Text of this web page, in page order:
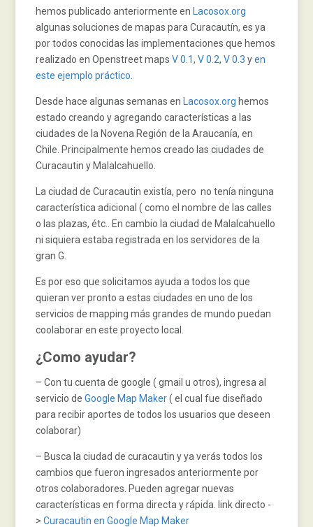
hemos publicado anteriormente en
Lacosox.org
algunas soluciones de mapas para Curacautín, es ya
por todos conocidas las implementaciones que hemos
realizado en Openstreet mapsV 0.1,V 0.2,V 0.3 yen
este ejemplo práctico.
Desde hace algunas semanas en Lacosox.org hemos
estado creando y agregando características a las
ciudades de la Novena Región de la Araucanía, en
Chile. Principalmente hemos creado las ciudades de
Curacautin y Malalcahuello.
La ciudad de Curacautin existía, pero no tenía ninguna
característica adicional ( como el nombre de las calles
o las plazas, étc.. En cambio la ciudad de Malalcahuello
ni siquiera estaba registrada en los servidores de la
gran G.
Es por eso que solicitamos ayuda a todos los que
quieran ver pronto a estas ciudades en uno de los
servicios de mapping más grandes de mundo puedan
coolaborar en este proyecto local.
¿Como ayudar?
– Con tu cuenta de google ( gmail u otros), ingresa al
servicio deGoogle Map Maker( el cual fue diseñado
para recibir aportes de todos los usuarios que deseen
colaborar)
– Busca la ciudad de curacautin y ya verás todos los
cambios que fueron ingresados anteriormente por
otros colaboradores. Pueden agregar nuevas
características en forma directa y rápida. link directo -
>Curacautin en Google Map Maker